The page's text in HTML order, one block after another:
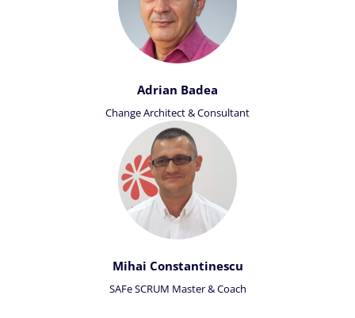
Adrian Badea
Change Architect & Consultant
Mihai Constantinescu
SAFe SCRUM Master & Coach